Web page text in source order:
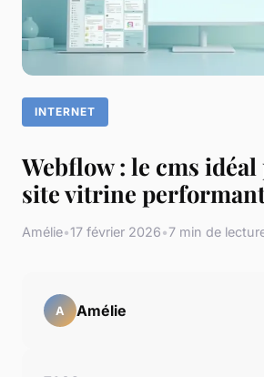
INTERNET
Webflow : le cms
site vitrine
Amélie•17 février 2026•7 min de
A Amélie